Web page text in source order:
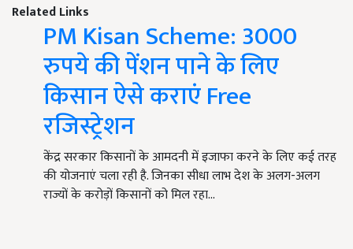
Related Links
PM Kisan Scheme: 3000
रुपये की पेंशन पाने के लिए
किसान ऐसे कराएं Free
रजिस्ट्रेशन
केंद्र सरकार किसानों के आमदनी में इजाफा करने के लिए कई तरह
की योजनाएं चला रही है. जिनका सीधा लाभ देश के अलग-अलग
राज्यों के करोड़ों किसानों को मिल रहा…